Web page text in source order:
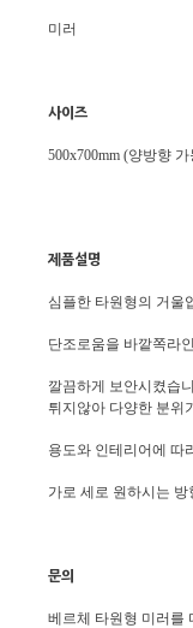
미러
사이즈
500x700mm (양방향 가
제품설명
심플한 타원형의 거울
단조로움을 바깥쪽라
깔끔하게 보안시켰습
튀지않아 다양한 분위
용도와 인테리어에 따
가로 세로 원하시는
문의
베르체 타원형 미러를